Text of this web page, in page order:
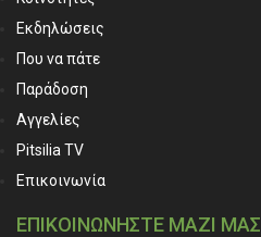
Εκδηλώσεις
Που να πάτε
Παράδοση
Αγγελίες
Pitsilia TV
Επικοινωνία
ΕΠΙΚΟΙΝΩΝΗΣΤΕ ΜΑΖΙ ΜΑΣ